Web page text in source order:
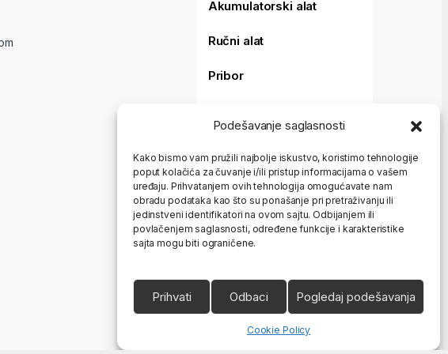
Podešavanje saglasnosti
Kako bismo vam pružili najbolje iskustvo, koristimo tehnologije
poput kolačića za čuvanje i/ili pristup informacijama o vašem
uređaju. Prihvatanjem ovih tehnologija omogućavate nam
obradu podataka kao što su ponašanje pri pretraživanju ili
jedinstveni identifikatori na ovom sajtu. Odbijanjem ili
povlačenjem saglasnosti, određene funkcije i karakteristike
sajta mogu biti ograničene.
Prihvati Odbaci Pogledaj podešavanja
Cookie Policy
Akumulatorski alat
Ručni alat
Pribor
Aparati za varenje i
sečenje
Koferi i torbe
HTZ Oprema
Ostalo